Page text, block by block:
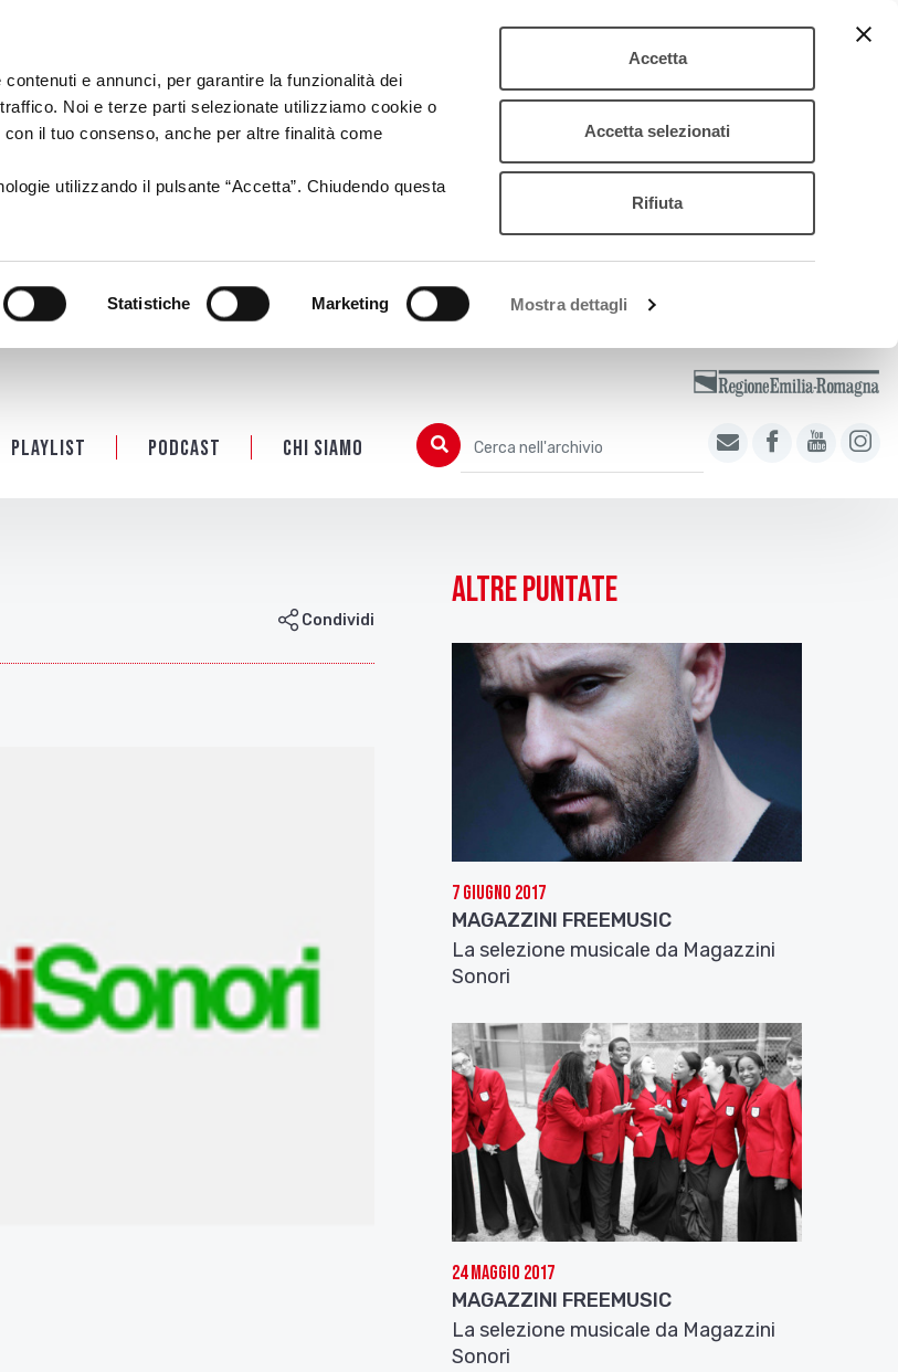
e annunci, per garantire la funzionalità dei
Noi e terze parti selezionate utilizziamo cookie o
il tuo consenso, anche per altre finalità come
utilizzando il pulsante “Accetta”. Chiudendo questa
Statistiche Marketing Mostra dettagli
Accetta
Accetta selezionati
Rifiuta
Playlist PODCAST Chi siamo Cerca
Cerca nell'archivio
Condividi
Altre puntate
7 Giugno 2017
MAGAZZINI FREEMUSIC
La selezione musicale da Magazzini
Sonori
24 Maggio 2017
MAGAZZINI FREEMUSIC
La selezione musicale da Magazzini
Sonori